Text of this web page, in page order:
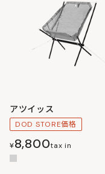
アツイッス
DOD STORE価格
¥8,800tax in